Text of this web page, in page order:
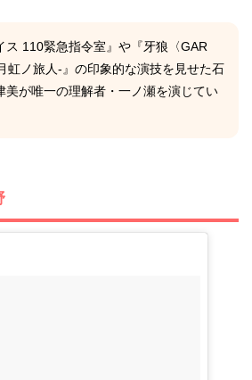
ス 110緊急指令室』や『牙狼〈GAR
虹ノ旅人-』の印象的な演技を見せた石
美が唯一の理解者・一ノ瀬を演じてい